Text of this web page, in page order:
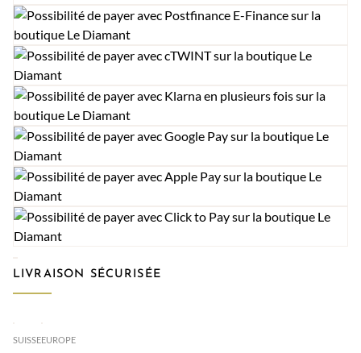
LIVRAISON SÉCURISÉE
SUISSEEUROPE